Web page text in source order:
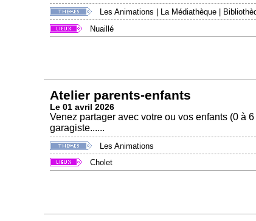
Les Animations La Médiathèque
Nuaillé
Atelier parents-enfants
Le 01 avril 2026
Venez partager avec votre ou vos enfants (0 à
garagiste......
Les Animations
Cholet